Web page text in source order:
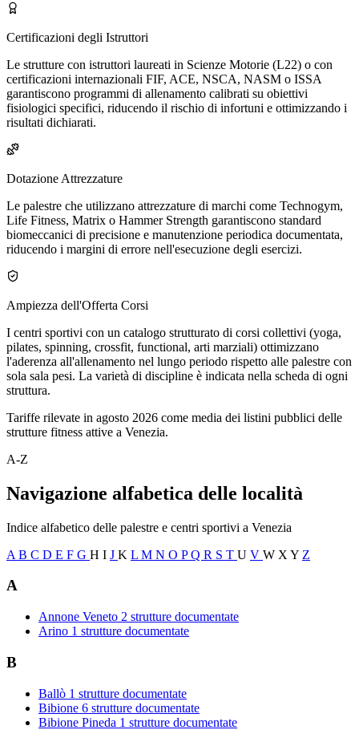
Certificazioni degli Istruttori
Le strutture con istruttori laureati in Scienze Motorie (L22) o con
certificazioni internazionali FIF, ACE, NSCA, NASM o ISSA
garantiscono programmi di allenamento calibrati su obiettivi
fisiologici specifici, riducendo il rischio di infortuni e ottimizzando i
risultati dichiarati.
Dotazione Attrezzature
Le palestre che utilizzano attrezzature di marchi come Technogym,
Life Fitness, Matrix o Hammer Strength garantiscono standard
biomeccanici di precisione e manutenzione periodica documentata,
riducendo i margini di errore nell'esecuzione degli esercizi.
Ampiezza dell'Offerta Corsi
I centri sportivi con un catalogo strutturato di corsi collettivi (yoga,
pilates, spinning, crossfit, functional, arti marziali) ottimizzano
l'aderenza all'allenamento nel lungo periodo rispetto alle palestre con
sola sala pesi. La varietà di discipline è indicata nella scheda di ogni
struttura.
Tariffe rilevate in agosto 2026 come media dei listini pubblici delle
strutture fitness attive a Venezia.
A-Z
Navigazione alfabetica delle località
Indice alfabetico delle palestre e centri sportivi a Venezia
A B C D E F G H I J K L M N O PQ R S T U V W X Y Z
A
Annone Veneto 2 strutture documentate
Arino 1 strutture documentate
B
Ballò 1 strutture documentate
Bibione 6 strutture documentate
Bibione Pineda 1 strutture documentate